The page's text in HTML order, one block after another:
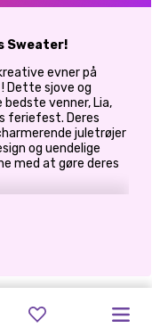
Sweater!
evner på
Dette sjove og
bedste venner, Lia,
feriefest. Deres
juletrøjer
og uendelige
med at gøre deres
om Ugly Christmas
tilbehør. Hver pige
GLITTER
PRINSESSER